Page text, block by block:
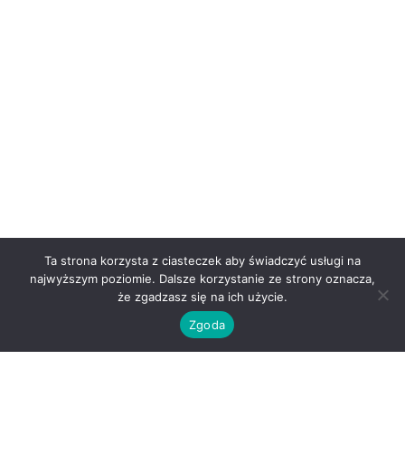
Ta strona korzysta z ciasteczek aby świadczyć usługi na
najwyższym poziomie. Dalsze korzystanie ze strony oznacza,
że zgadzasz się na ich użycie.
Zgoda